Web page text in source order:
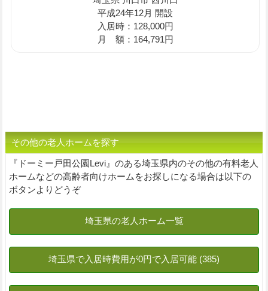
平成24年12月 開設
入居時：128,000円
月 額：164,791円
その他の老人ホームを探す
『ドーミー戸田公園Levi』のある埼玉県内のその他の有料老人
ホームなどの高齢者向けホームをお探しになる場合は以下の
ボタンよりどうぞ